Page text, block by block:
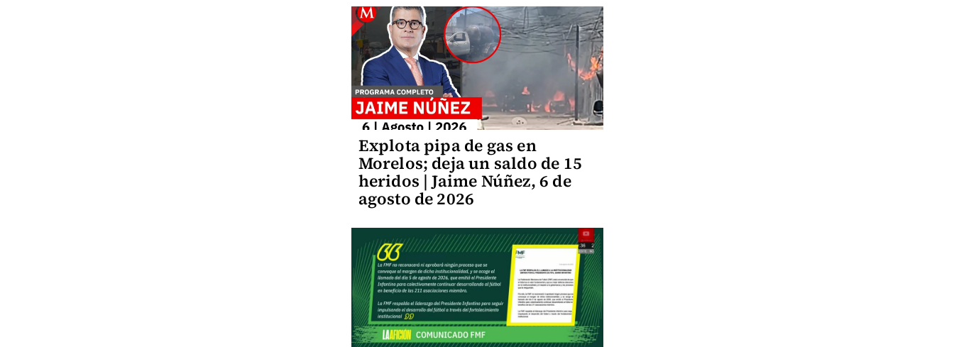
Explota pipa de gas en
Morelos; deja un saldo de 15
heridos | Jaime Núñez, 6 de
agosto de 2026